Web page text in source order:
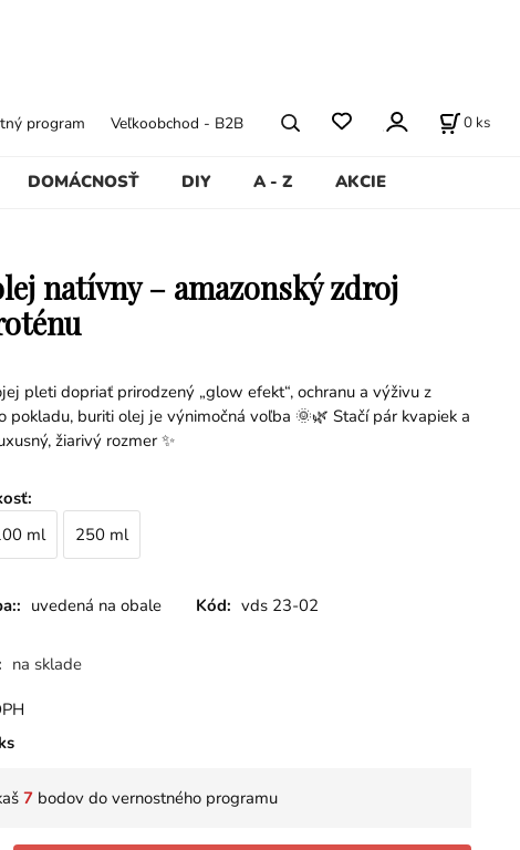
DOMÁCNOSŤ DIY A - Z AKCIE
program Veľkoobchod - B2B 0 ks
natívny – amazonský zdroj
pleti dopriať prirodzený „glow efekt“, ochranu a výživu z
pokladu, buriti olej je výnimočná voľba 🌞🌿 Stačí pár kvapiek a
žiarivý rozmer ✨
:
ml 250 ml
uvedená na obale Kód: vds 23-02
na sklade
ks
7bodov do vernostného programu